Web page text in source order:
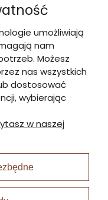
umożliwiają
nam
Możesz
nas wszystkich
dostosować
wybierając
w naszej